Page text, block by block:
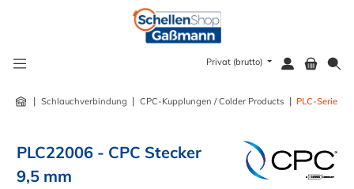
Privat (brutto)
| Schlauchverbindung | CPC-Kupplungen / Colder Products | PLC-Serie
PLC22006 - CPC Stecker
9,5 mm